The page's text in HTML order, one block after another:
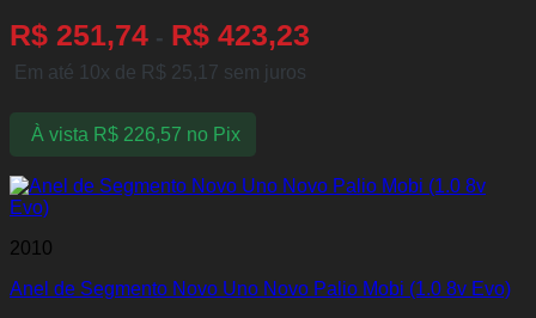
R$ 251,74 - R$ 423,23
Em até 10x de R$ 25,17 sem juros
À vista R$226,57 no Pix
2010
Anel de Segmento Novo Uno Novo Palio Mobi (1.0 8v Evo)